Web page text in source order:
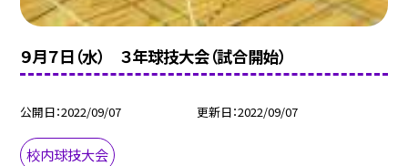
９月７日（水） ３年球技大会（試合開始）
公開日 2022/09/07 更新日 2022/09/07
校内球技大会